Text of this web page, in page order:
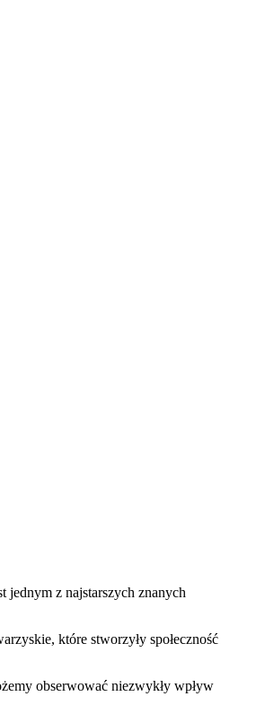
jednym z najstarszych znanych
które stworzyły społeczność
obserwować niezwykły wpływ